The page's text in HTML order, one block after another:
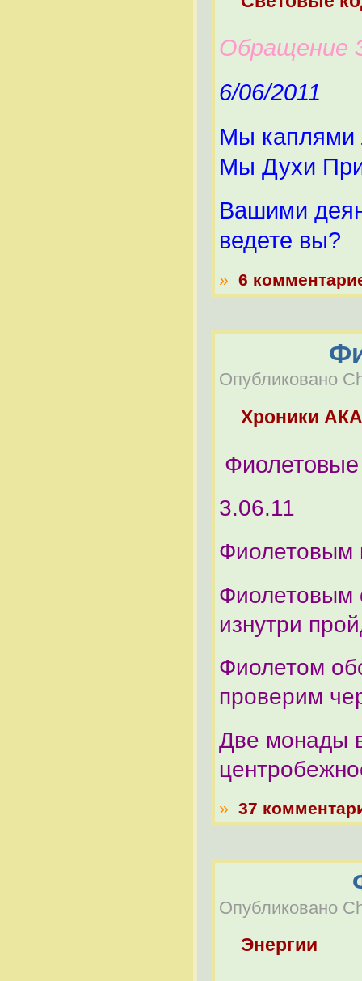
Обращение
6/06/2011
Мы каплями
Мы Духи
Вашими
ведете вы?
» 6
Опубликовано
Хроники
3.06.11
Фиолетовым
Фиолетовым
изнутри
Фиолетом
проверим
Две монады
» 37
Опубликовано
Энергии